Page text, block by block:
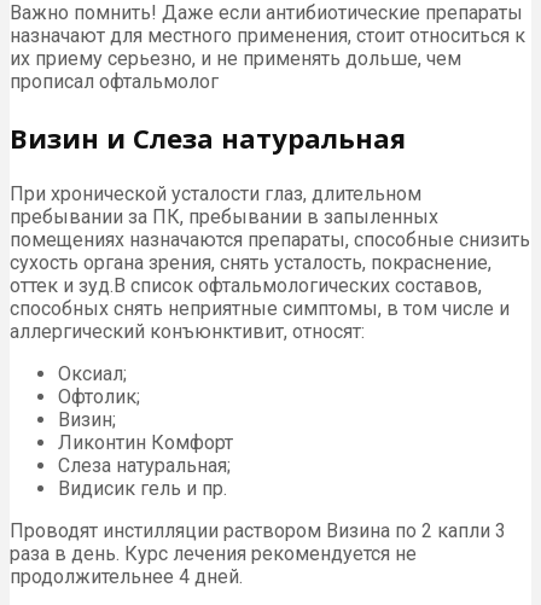
Важно помнить! Даже если антибиотические препараты
назначают для местного применения, стоит относиться к
их приему серьезно, и не применять дольше, чем
прописал офтальмолог
Визин и Слеза натуральная
При хронической усталости глаз, длительном
пребывании за ПК, пребывании в запыленных
помещениях назначаются препараты, способные снизить
сухость органа зрения, снять усталость, покраснение,
оттек и зуд. В список офтальмологических составов,
способных снять неприятные симптомы, в том числе и
аллергический конъюнктивит, относят:
Оксиал;
Офтолик;
Визин;
Ликонтин Комфорт
Слеза натуральная;
Видисик гель и пр.
Проводят инстилляции раствором Визина по 2 капли 3
раза в день. Курс лечения рекомендуется не
продолжительнее 4 дней.